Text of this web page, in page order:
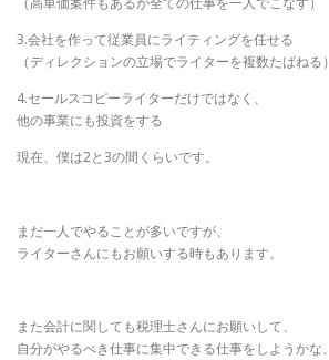
3.会社を作って従業員にライティングを任せる
（ディレクションの立場でライターを複数たばねる）
4.セールスコピーライターだけではなく、
他の事業にも投資をする
現在、僕は2と3の間くらいです。
まだ一人でやることが多いですが、
ライターさんにもお願いする時もあります。
また会計に関しても税理士さんにお願いして、
自分がやるべき仕事に集中できる仕事をしようかな、